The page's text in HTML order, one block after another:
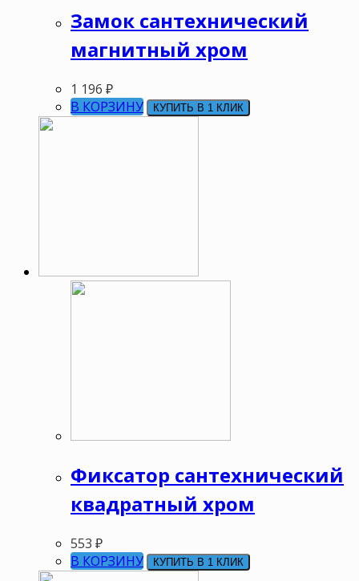
Замок сантехнический
магнитный хром
1 196 ₽
В КОРЗИНУ
КУПИТЬ В 1 КЛИК
Фиксатор сантехнический
квадратный хром
553 ₽
В КОРЗИНУ
КУПИТЬ В 1 КЛИК